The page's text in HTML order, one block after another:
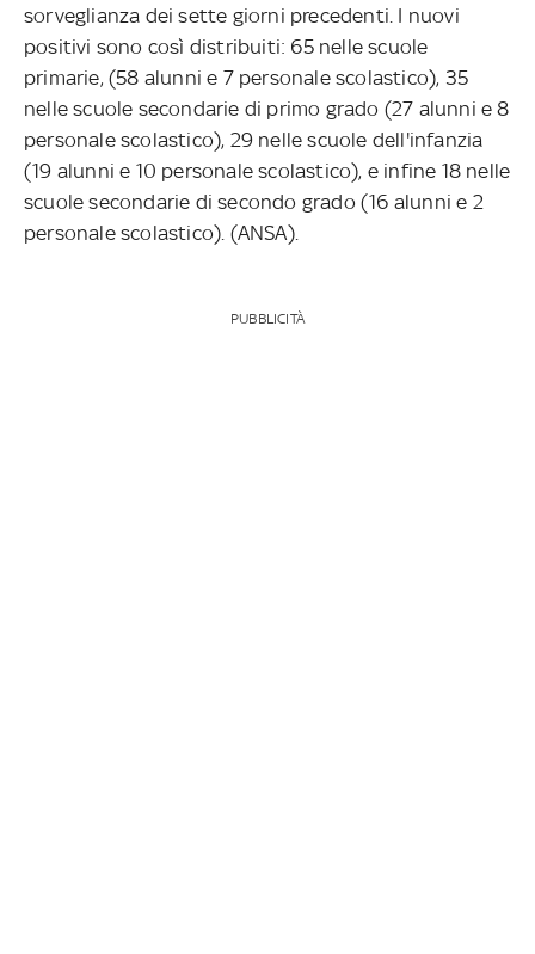
sorveglianza dei sette giorni precedenti. I nuovi
positivi sono così distribuiti: 65 nelle scuole
primarie, (58 alunni e 7 personale scolastico), 35
nelle scuole secondarie di primo grado (27 alunni e 8
personale scolastico), 29 nelle scuole dell'infanzia
(19 alunni e 10 personale scolastico), e infine 18 nelle
scuole secondarie di secondo grado (16 alunni e 2
personale scolastico). (ANSA).
PUBBLICITÀ